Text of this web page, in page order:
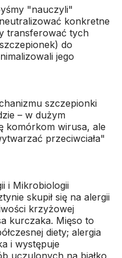
"nauczyli"
konkretne
transferować tych
do
jego
szczepionki
– w dużym
komórkom wirusa, ale
przeciwciała"
i Mikrobiologii
skupił się na alergii
krzyżowej
kurczaka. Mięso to
diety; alergia
i występuje